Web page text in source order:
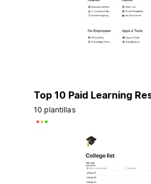
Top 10 Paid Learning
10 plantillas